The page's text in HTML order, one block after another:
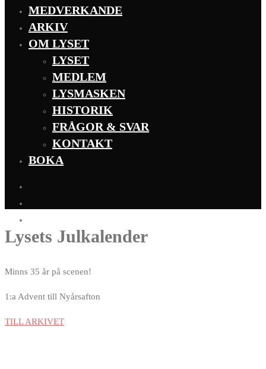
MEDVERKANDE
ARKIV
OM LYSET
LYSET
MEDLEM
LYSMASKEN
HISTORIK
FRÅGOR & SVAR
KONTAKT
BOKA
Lysets Julkalender
Minns 35 år på scenen!
1:a Advent till Nyårsafton
TILL ARKIVET